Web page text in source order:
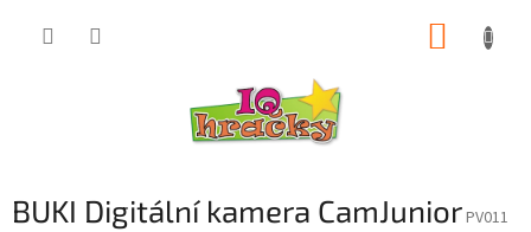
BUKI Digitální kamera CamJuniorPV011